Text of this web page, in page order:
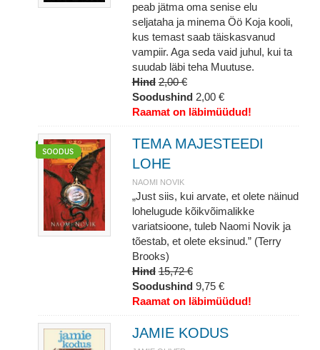
peab jätma oma senise elu
seljataha ja minema Öö Koja kooli,
kus temast saab täiskasvanud
vampiir. Aga seda vaid juhul, kui ta
suudab läbi teha Muutuse.
Hind 2,00 €
Soodushind 2,00 €
Raamat on läbimüüdud!
TEMA MAJESTEEDI
LOHE
NAOMI NOVIK
„Just siis, kui arvate, et olete näinud
lohelugude kõikvõimalikke
variatsioone, tuleb Naomi Novik ja
tõestab, et olete eksinud.” (Terry
Brooks)
Hind 15,72 €
Soodushind 9,75 €
Raamat on läbimüüdud!
JAMIE KODUS